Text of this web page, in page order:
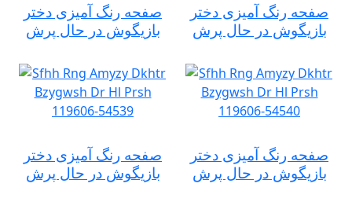
صفحه رنگ آمیزی دختر
بازیگوش در حال پرش
صفحه رنگ آمیزی دختر
بازیگوش در حال پرش
صفحه رنگ آمیزی دختر
بازیگوش در حال پرش
صفحه رنگ آمیزی دختر
بازیگوش در حال پرش